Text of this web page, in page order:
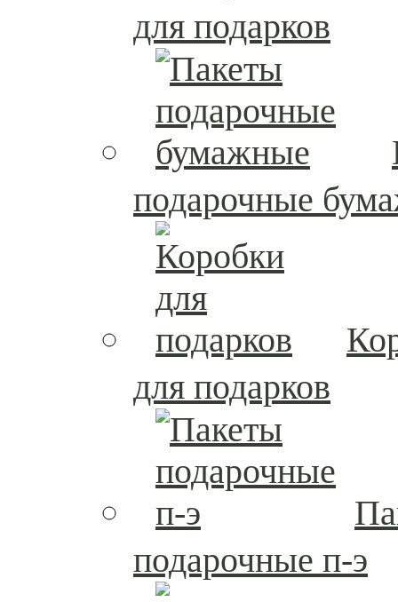
для подарков
подарочные
для подарков
подарочные п-э